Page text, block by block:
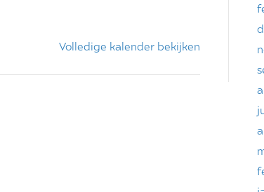
Volledige kalender bekijken